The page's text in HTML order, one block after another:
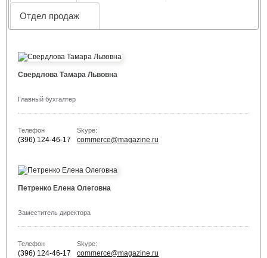
Отдел продаж
Свердлова Тамара Львовна
Главный бухгалтер
Телефон
(396) 124-46-17
Skype:
commerce@magazine.ru
Петренко Елена Олеговна
Заместитель директора
Телефон
(396) 124-46-17
Skype:
commerce@magazine.ru